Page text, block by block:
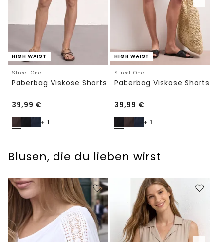
HIGH WAIST
Street One
Paberbag Viskose Shorts
39,99 €
+ 1
HIGH WAIST
Street One
Paberbag Viskose Shorts
39,99 €
+ 1
Blusen, die du lieben wirst